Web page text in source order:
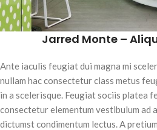
Jarred Monte –
Ante iaculis feugiat dui magna mi
nullam hac consectetur class metus
in a scelerisque. Feugiat sociis platea
consectetur elementum vestibulum ad
dictumst condimentum lectus. A